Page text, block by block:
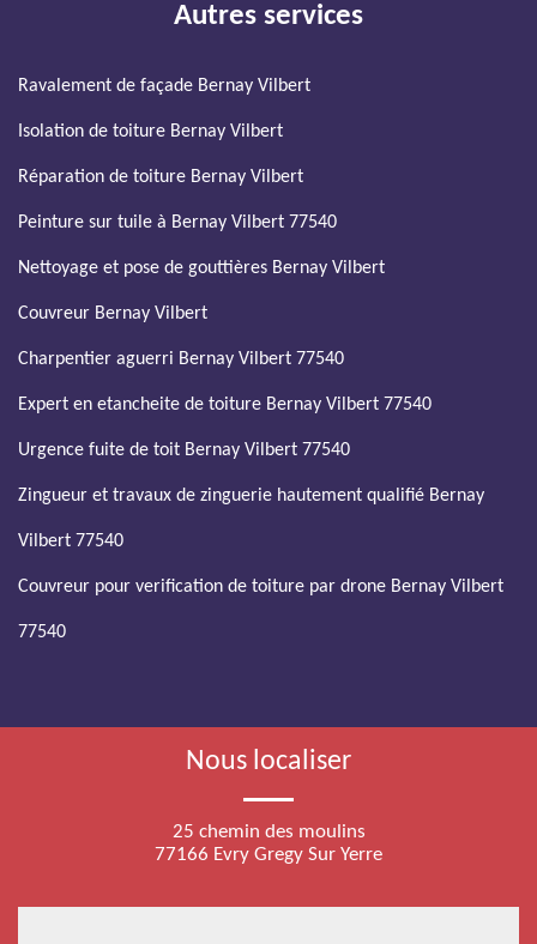
Autres services
Ravalement de façade Bernay Vilbert
Isolation de toiture Bernay Vilbert
Réparation de toiture Bernay Vilbert
Peinture sur tuile à Bernay Vilbert 77540
Nettoyage et pose de gouttières Bernay Vilbert
Couvreur Bernay Vilbert
Charpentier aguerri Bernay Vilbert 77540
Expert en etancheite de toiture Bernay Vilbert 77540
Urgence fuite de toit Bernay Vilbert 77540
Zingueur et travaux de zinguerie hautement qualifié Bernay
Vilbert 77540
Couvreur pour verification de toiture par drone Bernay Vilbert
77540
Nous localiser
25 chemin des moulins
77166 Evry Gregy Sur Yerre